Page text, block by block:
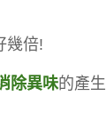
幾倍!
除異味的產生